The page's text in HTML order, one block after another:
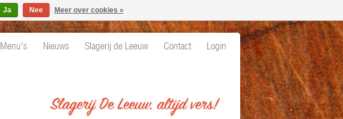
Menu's Nieuws Slagerij de Leeuw Contact Login
Ja Nee Meer over cookies »